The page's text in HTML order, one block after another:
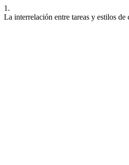
1.
La interrelación entre tareas y estilos